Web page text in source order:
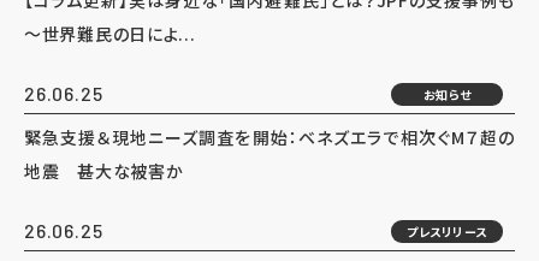
～世界難民の日によ...
26.06.25 お知らせ
緊急支援＆現地ニーズ調査を開始：ベネズエラで相次ぐM７超の
地震 甚大な被害か
26.06.25 プレスリリース